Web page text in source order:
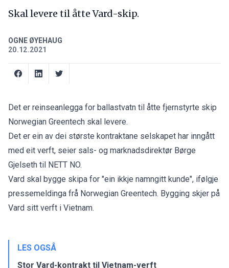
Skal levere til åtte Vard-skip.
OGNE ØYEHAUG
20.12.2021
Det er reinseanlegga for ballastvatn til åtte fjernstyrte skip
Norwegian Greentech skal levere.
Det er ein av dei største kontraktane selskapet har inngått
med eit verft, seier sals- og marknadsdirektør Børge
Gjelseth til NETT NO.
Vard skal bygge skipa for "ein ikkje namngitt kunde", ifølgje
pressemeldinga frå Norwegian Greentech. Bygging skjer på
Vard sitt verft i Vietnam.
LES OGSÅ
Stor Vard-kontrakt til Vietnam-verft